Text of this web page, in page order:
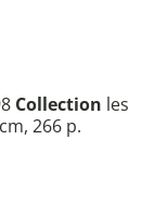
Collection les
266 p.